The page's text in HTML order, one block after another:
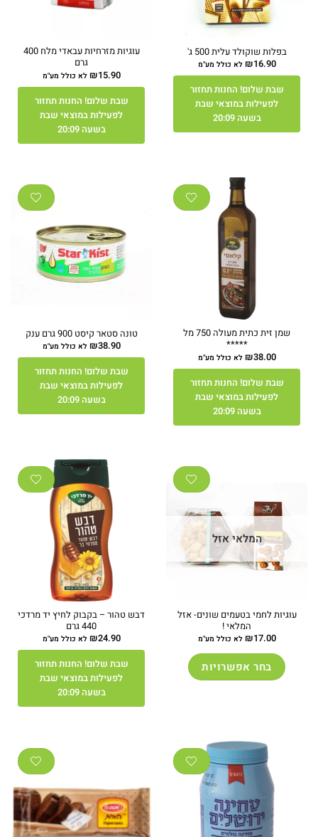
בפלות שוקולד עלית 500 ג'
₪16.90 לא כולל מע"מ
שבת שלום! החנות תחזור
לפעילות במוצאי שבת
בשעה 20:09
עוגיות מזרחיות עבאדי מלח 400
גרם
₪15.90 לא כולל מע"מ
שבת שלום! החנות תחזור
לפעילות במוצאי שבת
בשעה 20:09
שמן זית כתית מעולה 750 מל
*****
₪38.00 לא כולל מע"מ
שבת שלום! החנות תחזור
לפעילות במוצאי שבת
בשעה 20:09
טונה סטאר קיסט 900 גרם ענק
₪38.90 לא כולל מע"מ
שבת שלום! החנות תחזור
לפעילות במוצאי שבת
בשעה 20:09
המלאי אזל
עוגיות לחמי בטעמים שונים- אזל
המלאי !
₪17.00 לא כולל מע"מ
בחר אפשרויות
סוגים.
ניתן
לבחור
את
האפשרויות
בעמוד
המוצר
דבש טהור – בקבוק לחיץ יד מרדכי
440 גרם
₪24.90 לא כולל מע"מ
שבת שלום! החנות תחזור
לפעילות במוצאי שבת
בשעה 20:09